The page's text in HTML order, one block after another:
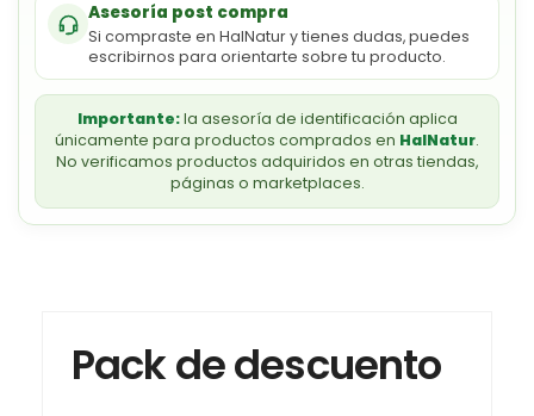
Asesoría post compra
Si compraste en HalNatur y tienes dudas, puedes
escribirnos para orientarte sobre tu producto.
Importante:la asesoría de identificación aplica
únicamente para productos comprados en HalNatur.
No verificamos productos adquiridos en otras tiendas,
páginas o marketplaces.
Pack de descuento